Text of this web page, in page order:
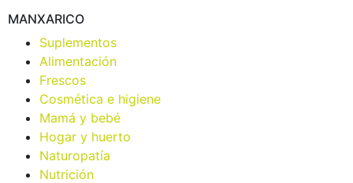
MANXARICO
Suplementos
Alimentación
Frescos
Cosmética e higiene
Mamá y bebé
Hogar y huerto
Naturopatía
Nutrición